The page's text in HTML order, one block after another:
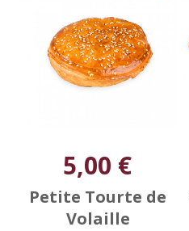
5,00 €
Petite Tourte de
Volaille